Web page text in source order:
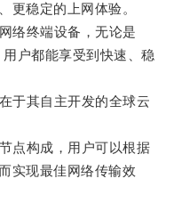
更稳定的上网体验。
终端设备，无论是
户都能享受到快速、稳
其自主开发的全球云
构成，用户可以根据
实现最佳网络传输效